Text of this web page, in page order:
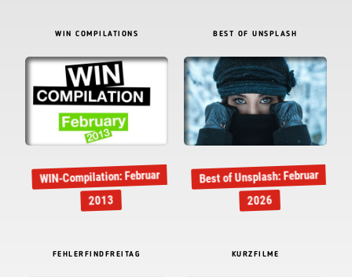
WIN COMPILATIONS
WIN-Compilation: Februar
2013
BEST OF UNSPLASH
Best of Unsplash: Februar
2026
FEHLERFINDFREITAG KURZFILME